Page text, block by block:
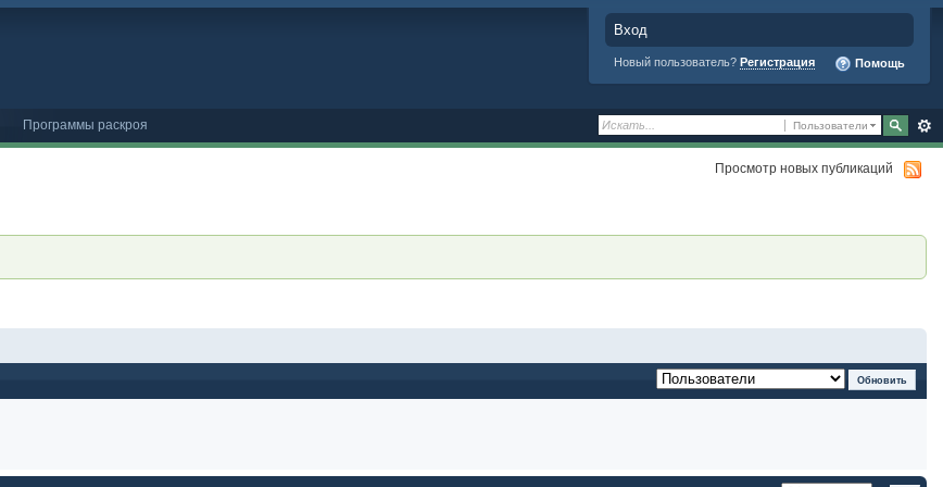
Вход
Новый пользователь? Регистрация Помощь
Пользователи
Программы раскроя
Просмотр новых публикаций